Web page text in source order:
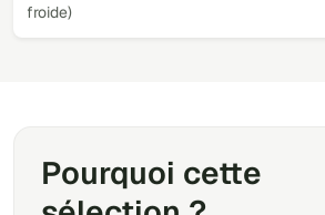
froide)
Pourquoi cette